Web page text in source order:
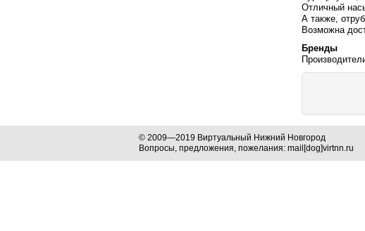
Отличный
А также,
Возможна
Бренды
© 2009—2019 Виртуальный Нижний Новгород
Вопросы, предложения, пожелания: mail[dog]virtnn.ru